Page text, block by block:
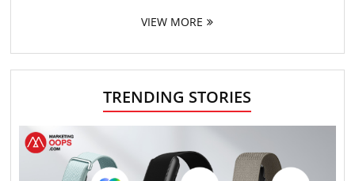
VIEW MORE
TRENDING STORIES